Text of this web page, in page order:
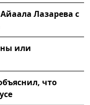
Лазарева с
или
что